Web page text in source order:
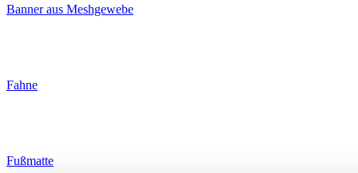
Banner aus Meshgewebe
Fahne
Fußmatte